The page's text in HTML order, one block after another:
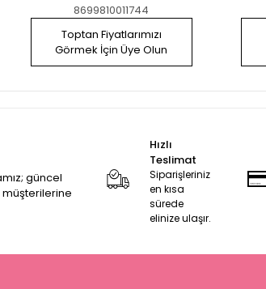
8699810011744
Toptan Fiyatlarımızı
Görmek İçin Üye Olun
güncel
müşterilerine
Hızlı
Teslimat
Siparişleriniz
en kısa
sürede
elinize ulaşır.